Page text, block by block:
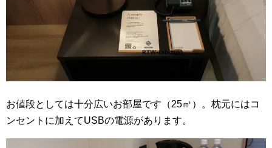
お値段としては十分広いお部屋です（25㎡）。 枕元にはコ
ンセントに加えてUSBの電源があります。